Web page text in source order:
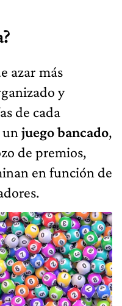
azar más
y
de cada
juego bancado,
de premios,
en función de